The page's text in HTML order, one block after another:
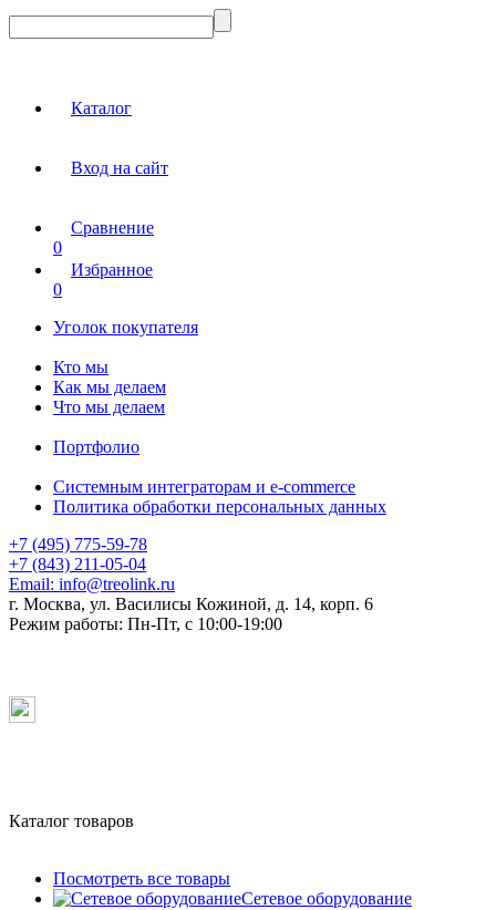
Каталог
Вход на сайт
Сравнение
0
Избранное
0
Уголок покупателя
Кто мы
Как мы делаем
Что мы делаем
Портфолио
Системным интеграторам и e-commerce
Политика обработки персональных данных
+7 (495) 775-59-78
+7 (843) 211-05-04
Email: info@treolink.ru
г. Москва, ул. Василисы Кожиной, д. 14, корп. 6
Режим работы: Пн-Пт, с 10:00-19:00
Каталог товаров
Посмотреть все товары
Сетевое оборудование